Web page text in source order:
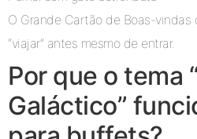
O Grande Cartão de Boas-
“viajar” antes mesmo de entrar.
Por que o tema
Galáctico”